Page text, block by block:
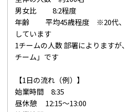
男女比 8:2程度
年齢 平均45歳程度 ※20代、
しています
1チームの人数 部署によります
チーム」です
【1日の流れ（例）】
始業時間 8:35
昼休憩 12:15～13:00